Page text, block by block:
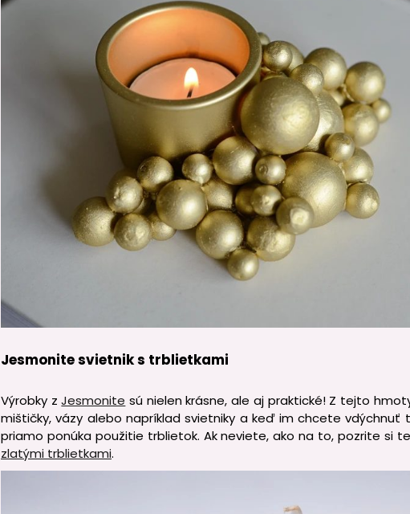
Jesmonite svietnik s trblietkami
Výrobky zJesmonite sú nielen krásne, ale aj praktické! Z tejto
mištičky, vázy alebo napríklad svietniky a keď im chcete
priamo ponúka použitie trblietok. Ak neviete, ako na to, pozrite si
zlatými trblietkami.